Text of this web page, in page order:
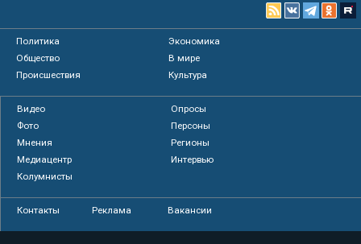
Политика
Экономика
Общество
В мире
Происшествия
Культура
Видео
Опросы
Фото
Персоны
Мнения
Регионы
Медиацентр
Интервью
Колумнисты
Контакты Реклама Вакансии